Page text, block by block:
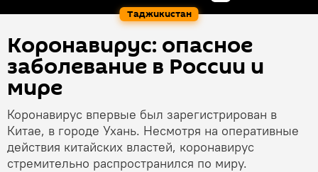
Таджикистан
Коронавирус: опасное
заболевание в России и
мире
Коронавирус впервые был зарегистрирован в
Китае, в городе Ухань. Несмотря на оперативные
действия китайских властей, коронавирус
стремительно распространился по миру.